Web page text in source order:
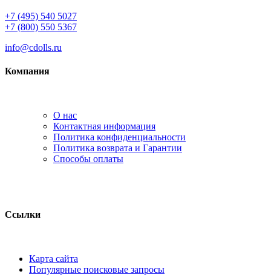
+7 (495) 540 5027
+7 (800) 550 5367
info@cdolls.ru
Компания
О нас
Контактная информация
Политика конфиденциальности
Политика возврата и Гарантии
Способы оплаты
Ссылки
Карта сайта
Популярные поисковые запросы